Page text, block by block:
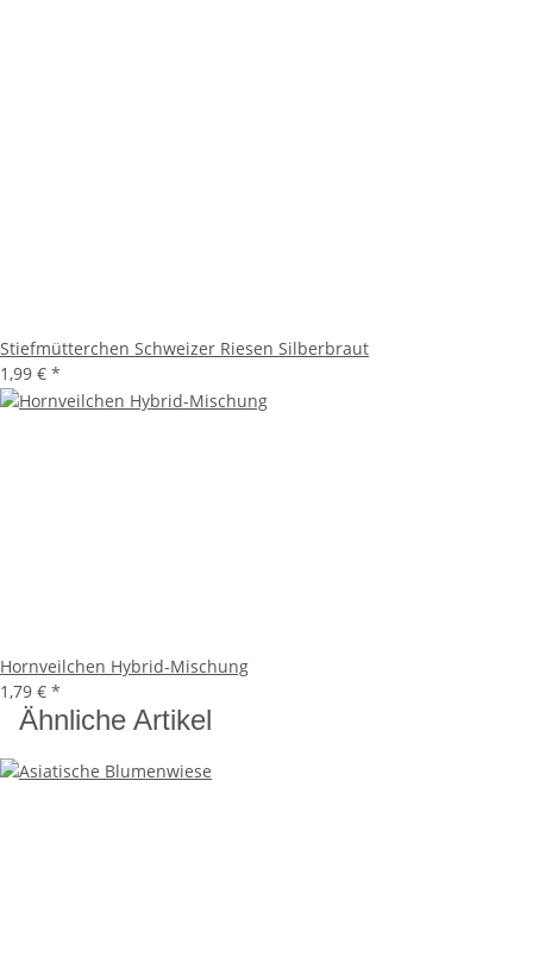
Stiefmütterchen Schweizer Riesen Silberbraut
1,99 € *
Hornveilchen Hybrid-Mischung
1,79 € *
Ähnliche Artikel